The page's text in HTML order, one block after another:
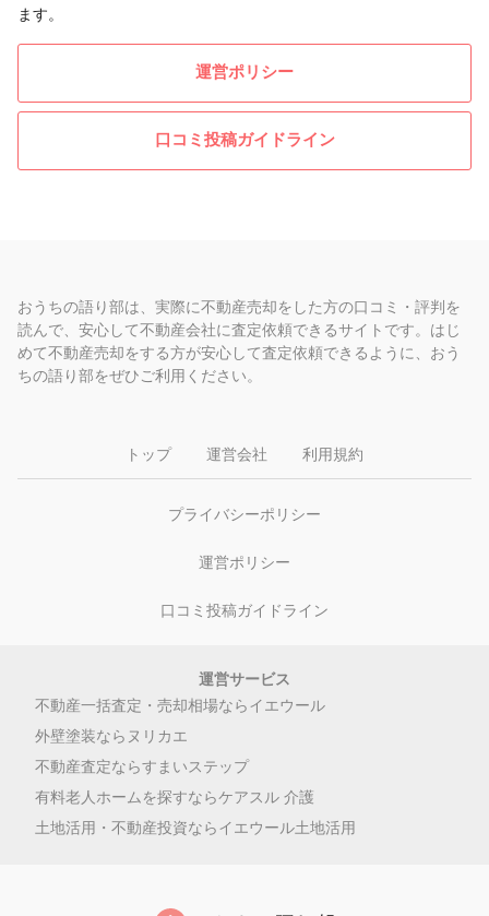
ます。
運営ポリシー
口コミ投稿ガイドライン
おうちの語り部は、実際に不動産売却をした方の口コミ・評判を
読んで、安心して不動産会社に査定依頼できるサイトです。はじ
めて不動産売却をする方が安心して査定依頼できるように、おう
ちの語り部をぜひご利用ください。
トップ 運営会社 利用規約
プライバシーポリシー
運営ポリシー
口コミ投稿ガイドライン
運営サービス
不動産一括査定・売却相場ならイエウール
外壁塗装ならヌリカエ
不動産査定ならすまいステップ
有料老人ホームを探すならケアスル 介護
土地活用・不動産投資ならイエウール土地活用